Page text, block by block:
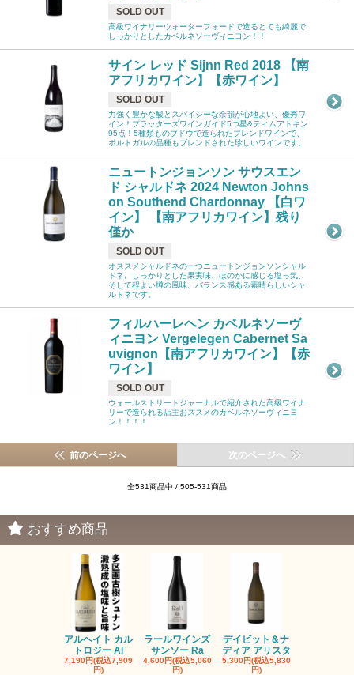
SOLD OUT
高級ワイナリーウォーターフォードで造るとても綺麗で
しっかりとしたカベルネソーヴィニヨン！！
サイン レッド Sijnn Red 2018 【南
アフリカワイン】【赤ワイン】
SOLD OUT
力強く豊かな酸とスパイシーな余韻が心地よい、優秀ワ
イン！プラッターズワインガイド5つ星&ティムアトキン
95点！5種類ものブドウで造られたブレンドワインで、
ポルトガルの品種もブレンドされた珍しいワインです。
ニュートンジョンソン サウスエン
ド シャルドネ 2024 Newton Johns
on Southend Chardonnay 【白ワ
イン】 【南アフリカワイン】残り
僅か
SOLD OUT
オススメシャルドネの一つニュートンジョンソンシャル
ドネ。しっかりとした果実味、ほのかに感じる塩っ気、
そして程よい樽の風味、バランス感ある素晴らしいシャ
ルドネです。
フィルハーレヘン カベルネソーヴ
ィニヨン Vergelegen Cabernet Sa
uvignon【南アフリカワイン】【赤
ワイン】
SOLD OUT
ウォールストリートジャーナルで紹介された高級ワイナ
リーで造られる店主おススメのカベルネソーヴィニヨ
ン！！！！
前のページへ 次のページへ
全531商品中 / 505-531商品
おすすめ商品
アルヘイト カル
トロジー Al
7,190円(税込7,909
円)
ラールワインズ
サンソー Ra
4,600円(税込5,060
円)
デイビット＆ナ
ディア アリスタ
5,300円(税込5,830
円)